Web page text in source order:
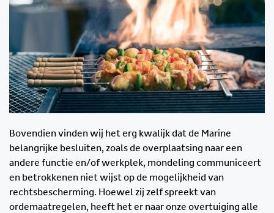
Bovendien vinden wij het erg kwalijk dat de Marine
belangrijke besluiten, zoals de overplaatsing naar een
andere functie en/of werkplek, mondeling communiceert
en betrokkenen niet wijst op de mogelijkheid van
rechtsbescherming. Hoewel zij zelf spreekt van
ordemaatregelen, heeft het er naar onze overtuiging alle